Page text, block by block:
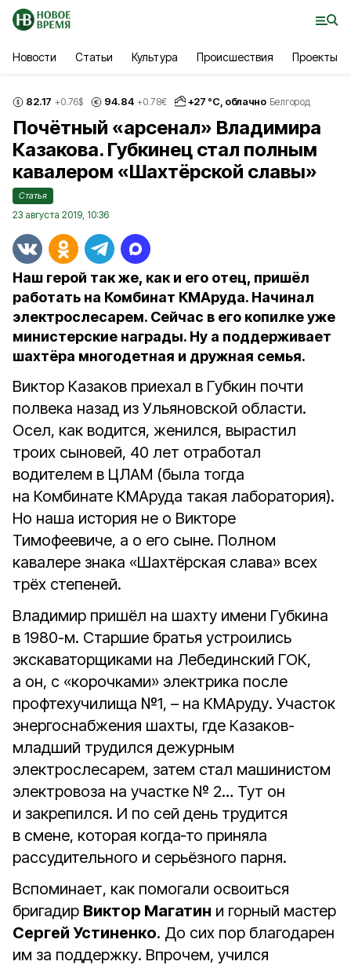
Новости Статьи Культура Происшествия Проекты
82.17 +0.76$ 94.84 +0.78€ +27 °С, облачно Белгород
Почётный «арсенал» Владимира
Казакова. Губкинец стал полным
кавалером «Шахтёрской славы»
Статья
23 августа 2019, 10:36
Наш герой так же, как и его отец, пришёл
работать на Комбинат КМАруда. Начинал
электрослесарем. Сейчас в его копилке уже
министерские награды. Ну а поддерживает
шахтёра многодетная и дружная семья.
Виктор Казаков приехал в Губкин почти
полвека назад из Ульяновской области.
Осел, как водится, женился, вырастил
троих сыновей, 40 лет отработал
водителем в ЦЛАМ (была тогда
на Комбинате КМАруда такая лаборатория).
Но наша история не о Викторе
Тимофеевиче, а о его сыне. Полном
кавалере знака «Шахтёрская слава» всех
трёх степеней.
Владимир пришёл на шахту имени Губкина
в 1980-м. Старшие братья устроились
экскаваторщиками на Лебединский ГОК,
а он, с «корочками» электрика после
профтехучилища №1, – на КМАруду. Участок
энергоснабжения шахты, где Казаков-
младший трудился дежурным
электрослесарем, затем стал машинистом
электровоза на участке № 2… Тут он
и закрепился. И по сей день трудится
в смене, которая когда‑то приняла
рассудительного и серьёзного парня.
Вспоминает, как помогали освоиться
бригадир Виктор Магатин и горный мастер
Сергей Устиненко. До сих пор благодарен
им за поддержку. Впрочем, учился